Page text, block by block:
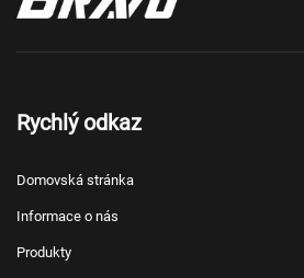
Rychlý odkaz
Domovská stránka
Informace o nás
Produkty